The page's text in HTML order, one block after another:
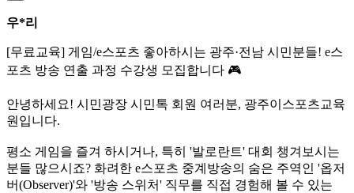
우*리
[무료교육] 게임/e스포츠 좋아하시는 광주·전남 시민분들! e스
포츠 방송 연출 과정 수강생 모집합니다 🎮
안녕하세요! 시민광장 시민톡 회원 여러분, 광주이스포츠교육
원입니다.
평소 게임을 즐겨 하시거나, 특히 '발로란트' 대회 챙겨보시는
분들 많으시죠? 화려한 e스포츠 중계방송의 숨은 주역인 '옵저
버(Observer)'와 '방송 스위처' 직무를 직접 경험해 볼 수 있는